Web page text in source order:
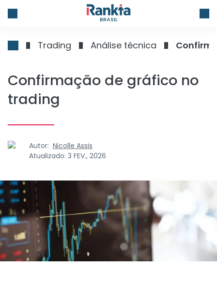
BRASIL
Trading Análise técnica
Confirmação de gráfico no
trading
Autor: Nicolle Assis
Atualizado: 3 FEV., 2026